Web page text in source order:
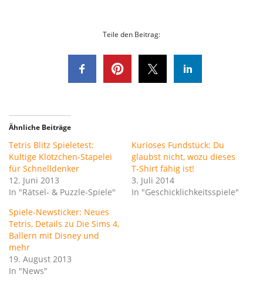
Teile den Beitrag:
Ähnliche Beiträge
Tetris Blitz Spieletest:
Kultige Klötzchen-Stapelei
für Schnelldenker
12. Juni 2013
In "Rätsel- & Puzzle-Spiele"
Kurioses Fundstück: Du
glaubst nicht, wozu dieses
T-Shirt fähig ist!
3. Juli 2014
In "Geschicklichkeitsspiele"
Spiele-Newsticker: Neues
Tetris, Details zu Die Sims 4,
Ballern mit Disney und
mehr
19. August 2013
In "News"